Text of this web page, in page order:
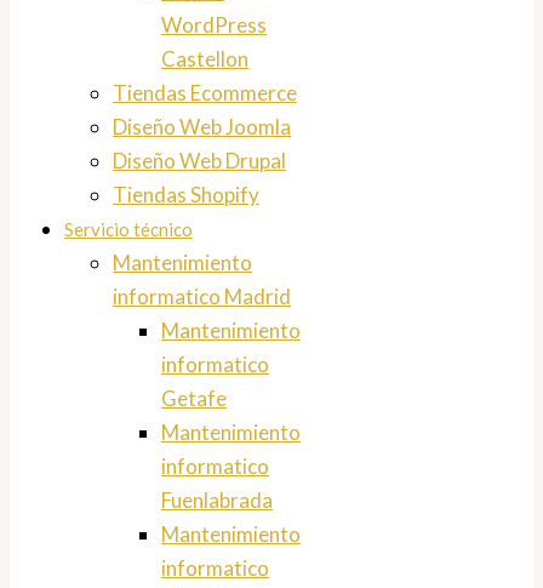
WordPress
Castellon
Tiendas Ecommerce
Diseño Web Joomla
Diseño Web Drupal
Tiendas Shopify
Servicio técnico
Mantenimiento
informatico Madrid
Mantenimiento
informatico
Getafe
Mantenimiento
informatico
Fuenlabrada
Mantenimiento
informatico